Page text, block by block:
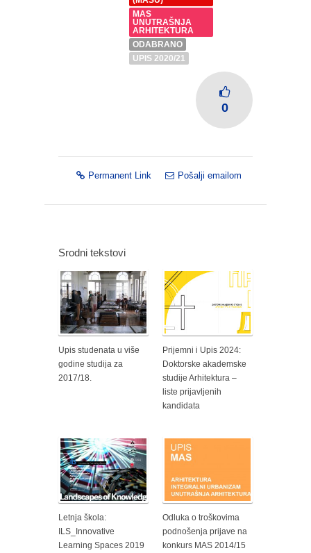
MAS
UNUTRAŠNJA
ARHITEKTURA
ODABRANO
UPIS 2020/21
0
Permanent Link Pošalji emailom
Srodni tekstovi
Upis studenata u više
godine studija za
2017/18.
Prijemni i Upis 2024:
Doktorske akademske
studije Arhitektura –
liste prijavljenih
kandidata
Letnja škola:
ILS_Innovative
Learning Spaces 2019
Odluka o troškovima
podnošenja prijave na
konkurs MAS 2014/15